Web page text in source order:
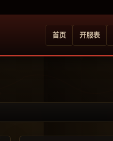
首页 开服表